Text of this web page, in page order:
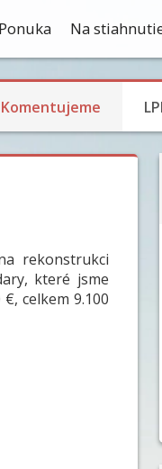
Ponuka Na
rekonstrukci
které jsme
celkem 9.100